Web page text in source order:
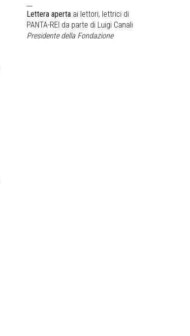
Lettera apertaai lettori, lettrici di
PANTA-REI da parte di Luigi Canali
Presidente della Fondazione